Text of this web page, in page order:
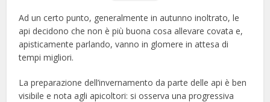
Ad un certo punto, generalmente in autunno inoltrato, le
api decidono che non è più buona cosa allevare covata e,
apisticamente parlando, vanno in glomere in attesa di
tempi migliori.
La preparazione dell’invernamento da parte delle api è ben
visibile e nota agli apicoltori: si osserva una progressiva